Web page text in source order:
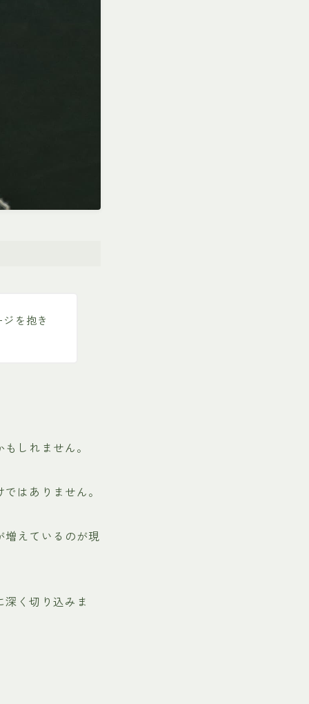
を抱き
しれません。
はありません。
えているのが現
く切り込みま